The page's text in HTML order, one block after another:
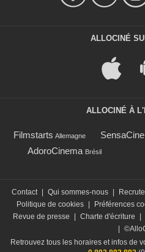
ALLOCINÉ
ALLOCINÉ À
Filmstarts Allemagne SensaCine
AdoroCinema Brésil
Contact Qui sommes-nous
Politique de cookies
Préférences
Revue de presse
Charte d'écriture
Retrouvez tous les horaires et infos de